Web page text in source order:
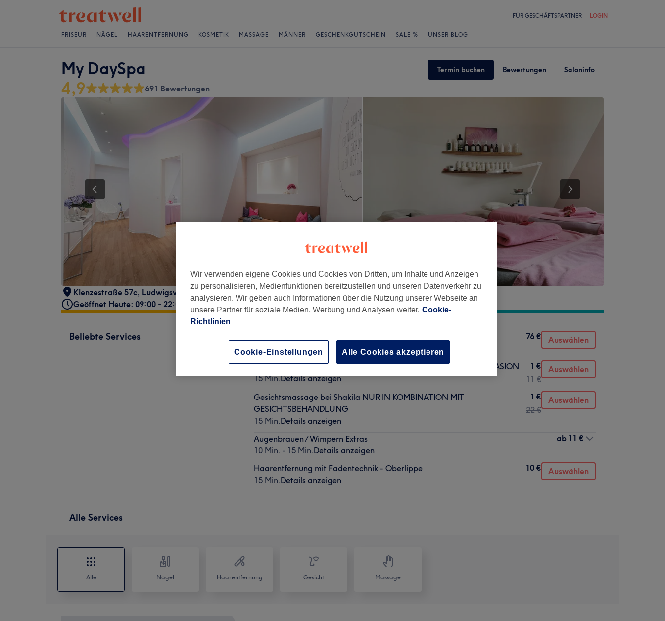
FÜR GESCHÄFTSPARTNER LOGIN
FRISEUR NÄGEL HAARENTFERNUNG KOSMETIK MASSAGE MÄNNER GESCHENKGUTSCHEIN SALE % UNSER BLOG
My DaySpa Termin buchen Bewertungen Saloninfo
4,9 691 Bewertungen
Klenzestraße 57c, Ludwigsvorstadt-Isarvorstadt, München, 80469
Geöffnet Heute: 09:00 - 22:00
Beliebte Services
1 Std.Details anzeigen
76 € Auswählen
Augenbrauen zupfen NUR IN KOMBINATION MIT MICRODEMABRASION
15 Min.Details anzeigen
1 €
11 €
Auswählen
Gesichtsmassage bei Shakila NUR IN KOMBINATION MIT
GESICHTSBEHANDLUNG
15 Min.Details anzeigen
1 €
22 €
Auswählen
Augenbrauen / Wimpern Extras
10 Min. - 15 Min.Details anzeigen
ab 11 €
Haarentfernung mit Fadentechnik - Oberlippe
15 Min.Details anzeigen
10 € Auswählen
Alle Services
Alle Nägel Haarentfernung Gesicht Massage
Wir verwenden eigene Cookies und Cookies von Dritten, um Inhalte und Anzeigen
zu personalisieren, Medienfunktionen bereitzustellen und unseren Datenverkehr zu
analysieren. Wir geben auch Informationen über die Nutzung unserer Webseite an
unsere Partner für soziale Medien, Werbung und Analysen weiter. Cookie-
Richtlinien
Cookie-Einstellungen Alle Cookies akzeptieren